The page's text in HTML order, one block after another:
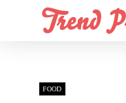
FOOD